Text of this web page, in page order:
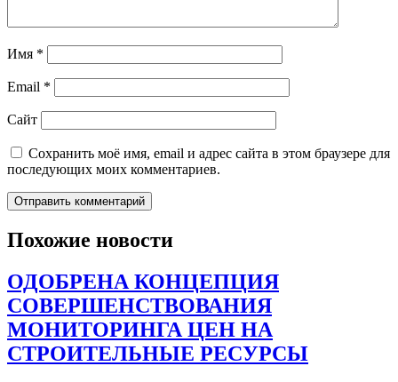
Имя *
Email *
Сайт
Сохранить моё имя, email и адрес сайта в этом браузере для
последующих моих комментариев.
Похожие новости
ОДОБРЕНА КОНЦЕПЦИЯ
СОВЕРШЕНСТВОВАНИЯ
МОНИТОРИНГА ЦЕН НА
СТРОИТЕЛЬНЫЕ РЕСУРСЫ